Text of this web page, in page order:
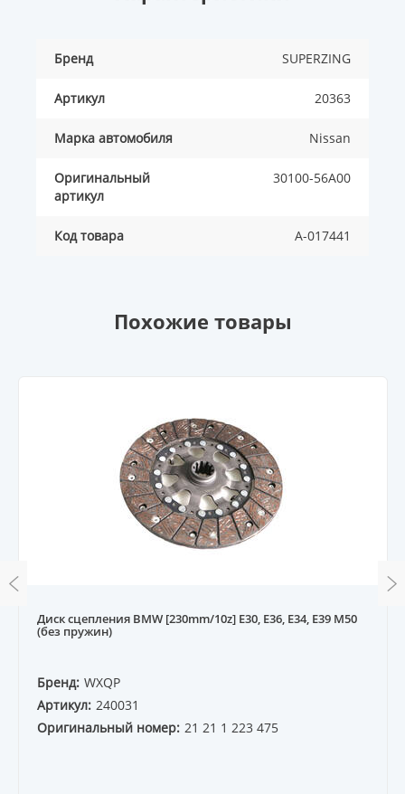
Бренд SUPERZING
Артикул 20363
Марка автомобиля Nissan
Оригинальный
артикул
30100-56A00
Код товара A-017441
Похожие товары
Диск сцепления BMW [230mm/10z] E30, E36, E34, E39 M50
(без пружин)
Бренд: WXQP
Артикул: 240031
Оригинальный номер: 21 21 1 223 475